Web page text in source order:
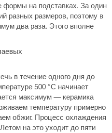
формы на подставках. За один
разных размеров, поэтому в
два раза. Этого вполне
в течение одного дня до
500 °С начинает
максимум — керамика
температуру примерно
обжиг. Процесс охлаждения
на это уходит до пяти